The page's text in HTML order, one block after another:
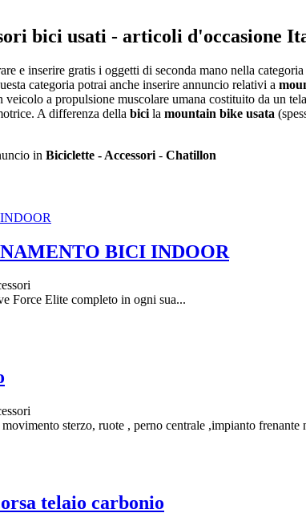
bici usati - articoli d'occasione
e inserire gratis i oggetti di seconda mano nella categoria
categoria potrai anche inserire annuncio relativi a
veicolo a propulsione muscolare umana costituito da un
A differenza della bici la mountain bike usata
in Biciclette - Accessori - Chatillon
BICI INDOOR
Force Elite completo in ogni sua...
sterzo, ruote , perno centrale ,impianto frenante
telaio carbonio